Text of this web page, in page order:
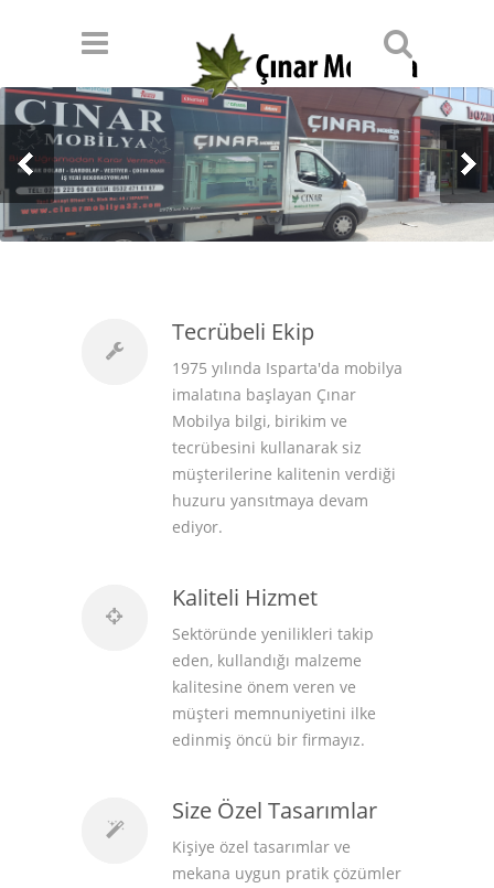
Tecrübeli Ekip
1975 yılında Isparta'da mobilya
imalatına başlayan Çınar
Mobilya bilgi, birikim ve
tecrübesini kullanarak siz
müşterilerine kalitenin verdiği
huzuru yansıtmaya devam
ediyor.
Kaliteli Hizmet
Sektöründe yenilikleri takip
eden, kullandığı malzeme
kalitesine önem veren ve
müşteri memnuniyetini ilke
edinmiş öncü bir firmayız.
Size Özel Tasarımlar
Kişiye özel tasarımlar ve
mekana uygun pratik çözümler